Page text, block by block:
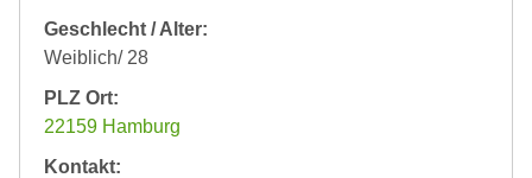
Geschlecht / Alter:
Weiblich/ 28
PLZ Ort:
22159 Hamburg
Kontakt: